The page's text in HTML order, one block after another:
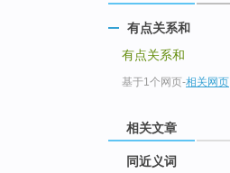
有点关系和
有点关系和
基于1个网页-相关网页
相关文章
同近义词